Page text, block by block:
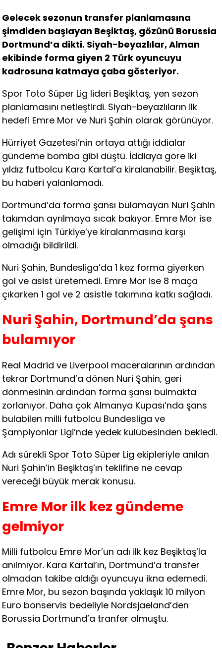
Gelecek sezonun transfer planlamasına
şimdiden başlayan Beşiktaş, gözünü Borussia
Dortmund’a dikti. Siyah-beyazlılar, Alman
ekibinde forma giyen 2 Türk oyuncuyu
kadrosuna katmaya çaba gösteriyor.
Spor Toto Süper Lig lideri Beşiktaş, yen sezon
planlamasını netleştirdi. Siyah-beyazlıların ilk
hedefi Emre Mor ve Nuri Şahin olarak görünüyor.
Hürriyet Gazetesi’nin ortaya attığı iddialar
gündeme bomba gibi düştü. İddiaya göre iki
yıldız futbolcu Kara Kartal’a kiralanabilir. Beşiktaş,
bu haberi yalanlamadı.
Dortmund’da forma şansı bulamayan Nuri Şahin
takımdan ayrılmaya sıcak bakıyor. Emre Mor ise
gelişimi için Türkiye’ye kiralanmasına karşı
olmadığı bildirildi.
Nuri Şahin, Bundesliga’da 1 kez forma giyerken
gol ve asist üretemedi. Emre Mor ise 8 maça
çıkarken 1 gol ve 2 asistle takımına katkı sağladı.
Nuri Şahin, Dortmund’da şans
bulamıyor
Real Madrid ve Liverpool maceralarının ardından
tekrar Dortmund’a dönen Nuri Şahin, geri
dönmesinin ardından forma şansı bulmakta
zorlanıyor. Daha çok Almanya Kupası’nda şans
bulabilen milli futbolcu Bundesliga ve
Şampiyonlar Ligi’nde yedek kulübesinden bekledi.
Adı sürekli Spor Toto Süper Lig ekipleriyle anılan
Nuri Şahin’in Beşiktaş’ın teklifine ne cevap
vereceği büyük merak konusu.
Emre Mor ilk kez gündeme
gelmiyor
Milli futbolcu Emre Mor’un adı ilk kez Beşiktaş’la
anılmıyor. Kara Kartal’ın, Dortmund’a transfer
olmadan takibe aldığı oyuncuyu ikna edemedi.
Emre Mor, bu sezon başında yaklaşık 10 milyon
Euro bonservis bedeliyle Nordsjaeland’den
Borussia Dortmund’a tranfer olmuştu.